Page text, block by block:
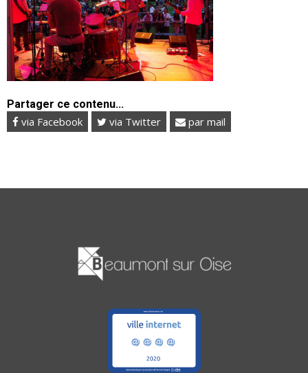
Partager ce contenu...
via Facebook via Twitter par mail